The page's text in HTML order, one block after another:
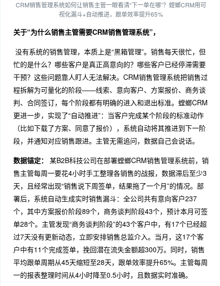
CRM销售管理系统如何让销售主管一眼看清“下一单在哪”？螳螂CRM用可
视化漏斗+自动推进，跟单效率提升65%
关于“为什么销售主管需要CRM销售管理系统”，
没有系统的销售管理，本质上是“黑箱管理”。销售每天很忙，但
忙的是什么？哪些客户是真正高意向的？哪些客户已经停滞需要
干预？这些问题靠人盯人无法解决。CRM销售管理系统把销售过
程拆解为可量化的阶段——线索、意向客户、方案报价、商务谈
判、合同签订，每个阶段都有明确的进入和退出标准。螳螂CRM
更进一步，实现了“自动推进”：当客户完成某个阶段的标准动作
（比如下载了方案、同意了报价），系统自动将其推进到下一阶
段，并通知对应销售跟进。主管无需追问，数据自己会说话。
数据锚定：
某B2B科技公司在部署螳螂CRM销售管理系统前，销
售主管每周一要花4小时手工整理各销售的战报，数据滞后至少3
天，且经常出现“销售说下周签单，结果拖了一个月”的情况。部
署后，系统自动生成实时销售漏斗：全公司共有意向客户237
个，其中方案报价阶段89个，商务谈判阶段43个，预计本月可签
单28个。主管发现“商务谈判阶段”的43个客户中，有17个已经超
过7天没有更新动态，立即安排销售总监介入。当月，这17个客
户中有11个完成签单，挽回潜在流失金额超300万。同时，销售
平均跟单周期从45天缩短至28天，跟单效率提升65%。主管每周
一的报表整理时间从4小时降至0.5小时，且数据实时准确。